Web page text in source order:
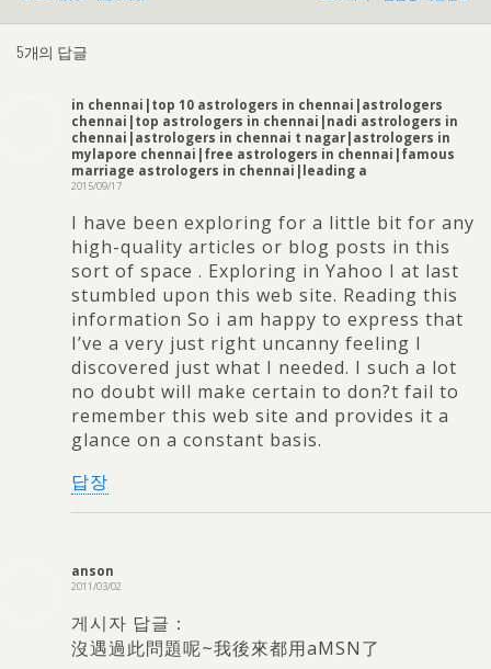
5개의 답글
in chennai top 10 astrologers in chennai astrologers
chennai top astrologers in chennai nadi astrologers in
chennai astrologers in chennai t nagar astrologers in
mylapore chennai free astrologers in chennai famous
marriage astrologers in chennai
leading a
2015/09/17
I have been exploring for a little bit for any
high-quality articles or blog posts in this
sort of space . Exploring in Yahoo I at last
stumbled upon this web site. Reading this
information So i am happy to express that
I’ve a very just right uncanny feeling I
discovered just what I needed. I such a lot
no doubt will make certain to don?t fail to
remember this web site and provides it a
glance on a constant basis.
답장
anson
2011/03/02
게시자 답글：
沒遇過此問題呢~我後來都用aMSN了